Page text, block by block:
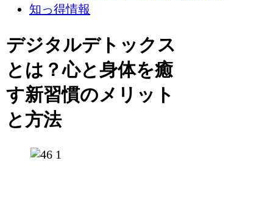
知っ得情報
デジタルデトックス
とは？心と身体を癒
す新習慣のメリット
と方法